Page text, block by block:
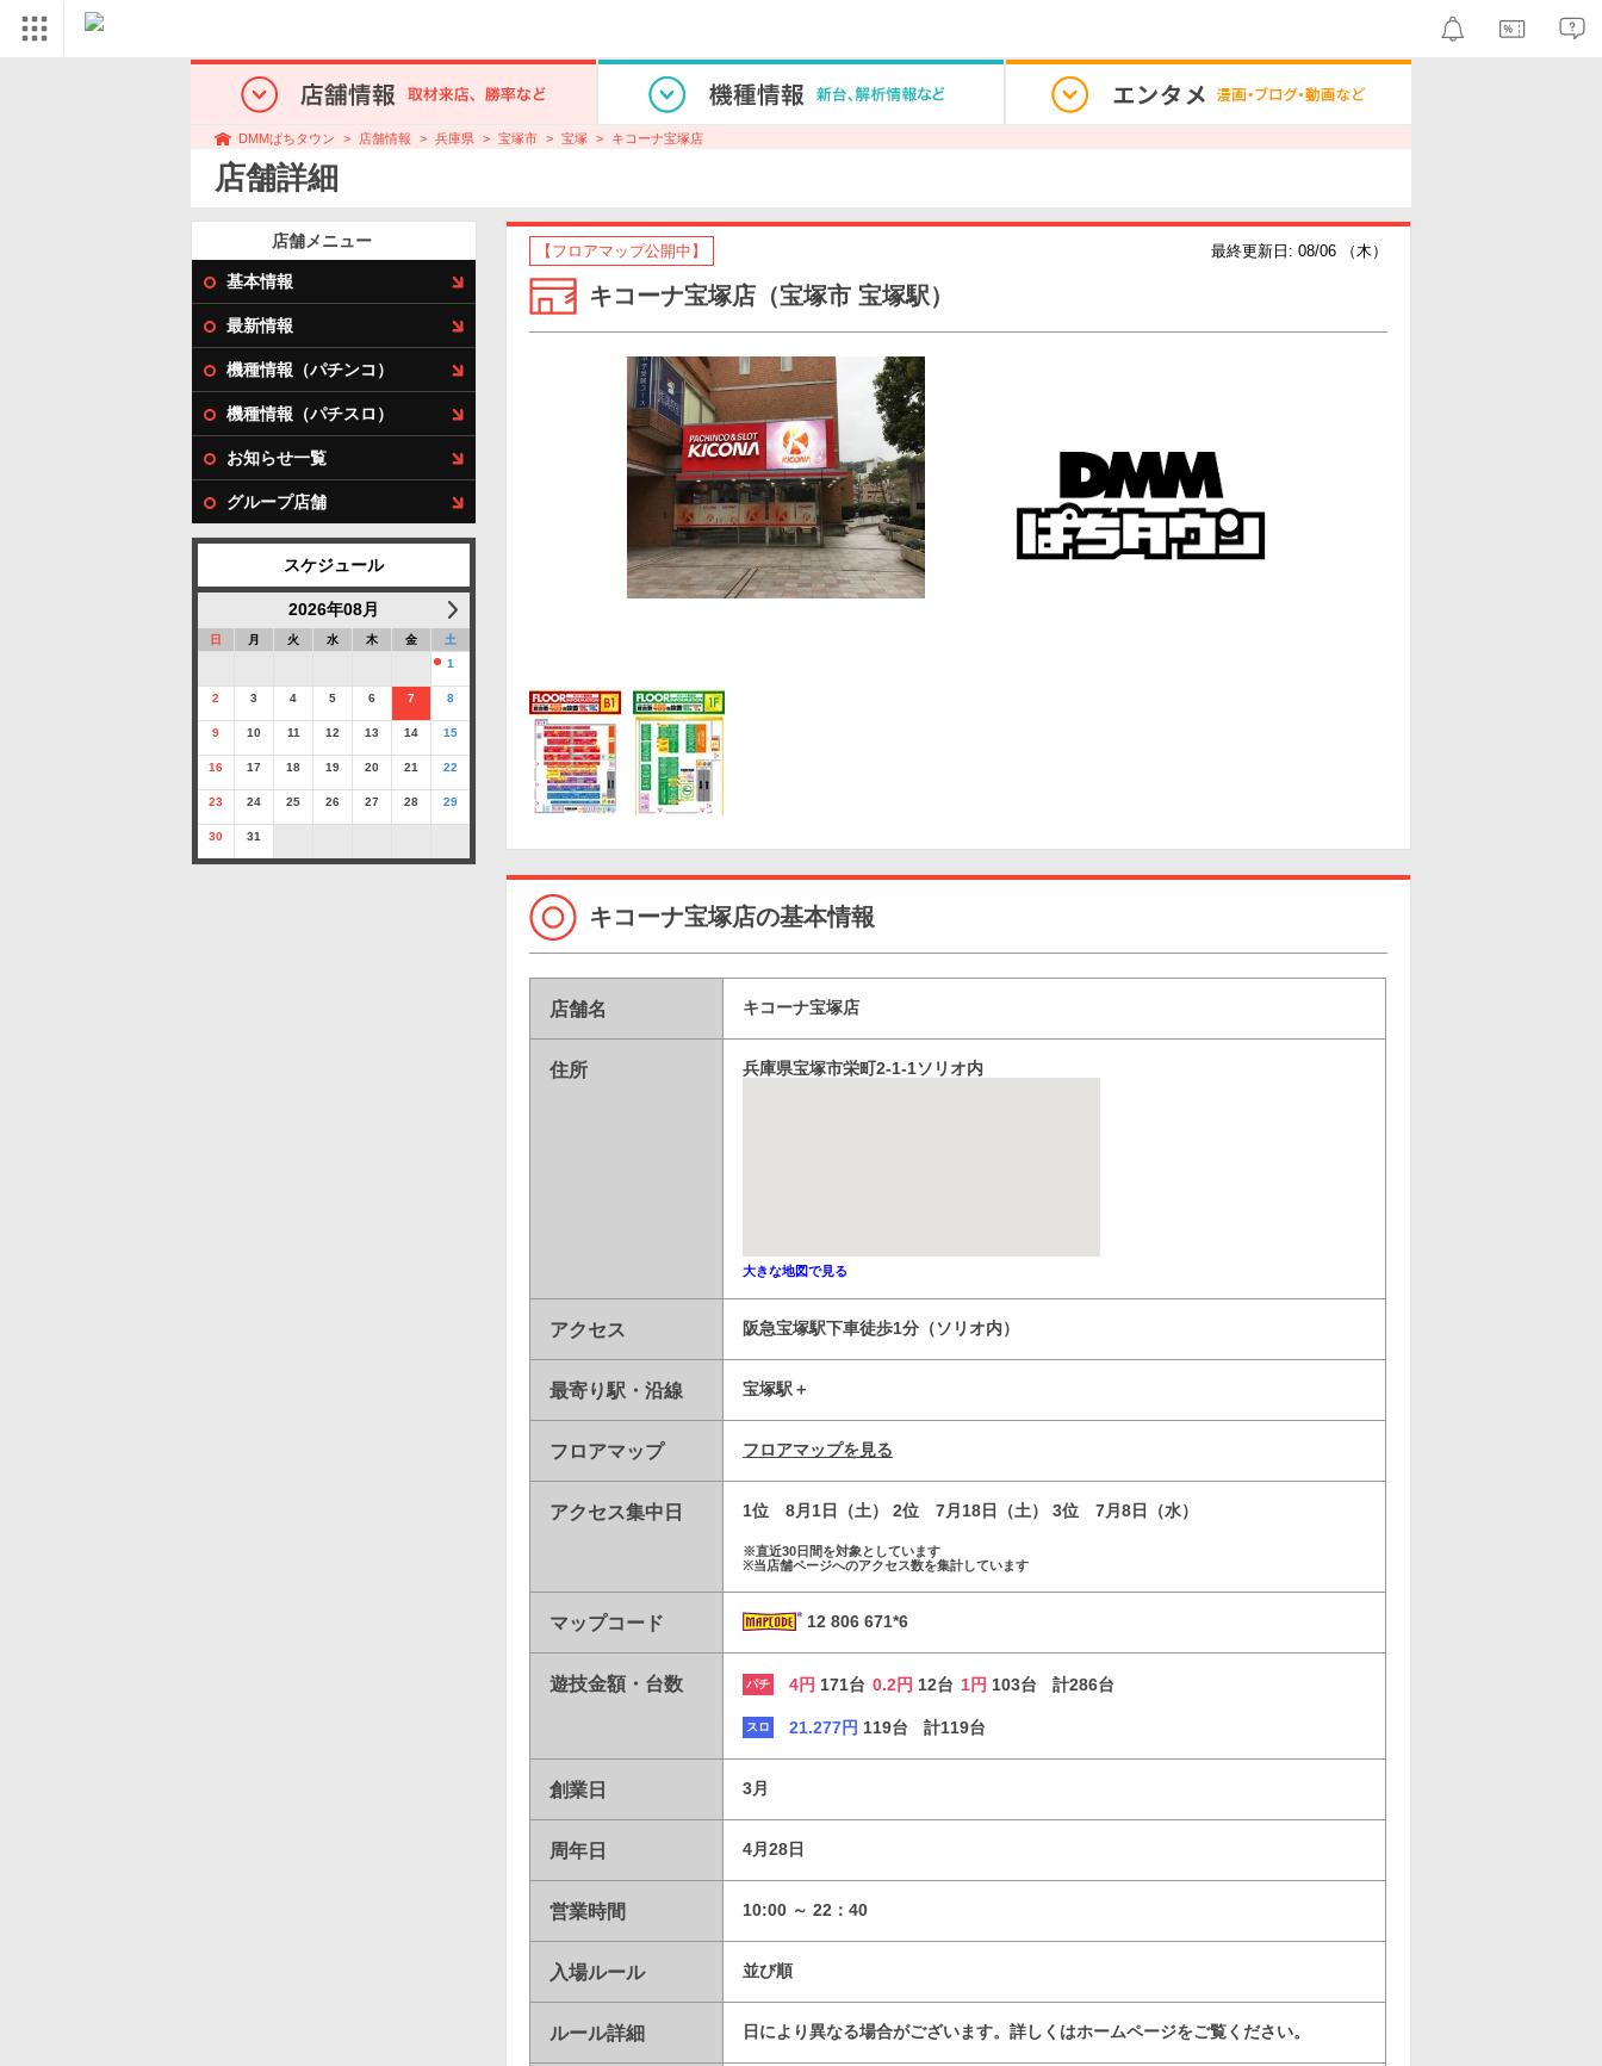
DMMぱちタウン 店舗情報 兵庫県 宝塚市 宝塚 キコーナ宝塚店
店舗詳細
店舗メニュー
基本情報
最新情報
機種情報（パチンコ）
機種情報（パチスロ）
お知らせ一覧
グループ店舗
スケジュール
2026年08月
日 月 火 水 木 金
土
1
2 3 4 5 6 7 8
9 10 11 12 13 14 15
16 17 18 19 20 21 22
23 24 25 26 27 28 29
30 31
【フロアマップ公開中】 最終更新日: 08/06 （木）
キコーナ宝塚店（宝塚市 宝塚駅）
キコーナ宝塚店の基本情報
店舗名 キコーナ宝塚店
住所 兵庫県宝塚市栄町2-1-1ソリオ内
大きな地図で見る
アクセス 阪急宝塚駅下車徒歩1分（ソリオ内）
最寄り駅・沿線 宝塚駅
フロアマップ フロアマップを見る
アクセス集中日 1位 8月1日（土） 2位 7月18日（土） 3位 7月8日（水）
※直近30日間を対象としています
※当店舗ページへのアクセス数を集計しています
マップコード 12 806 671*6
遊技金額・台数 パチ 4円 171台 0.2円 12台 1円 103台 計286台
スロ 21.277円 119台 計119台
創業日 3月
周年日 4月28日
営業時間 10:00 ～ 22：40
入場ルール 並び順
ルール詳細 日により異なる場合がございます。詳しくはホームページをご覧ください。